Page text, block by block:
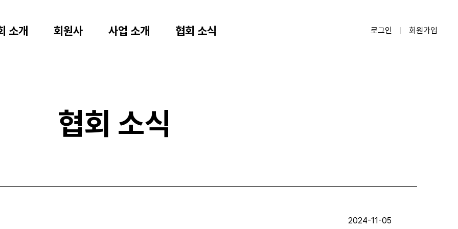
소개 회원사 사업 소개 협회 소식 로그인 회원가입
협회 소식
2024-11-05